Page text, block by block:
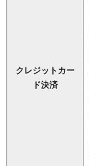
クレジットカー
ド決済